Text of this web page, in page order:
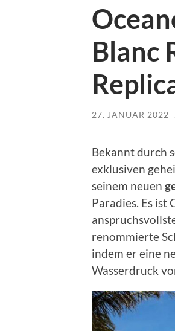
Blanc
27. JANUAR 2022
Bekannt durch
exklusiven
seinem neuen
Paradies. Es ist
renommierte
indem er eine
Wasserdruck